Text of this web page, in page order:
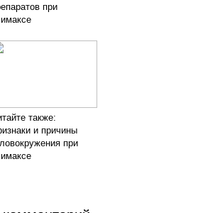
при
также:
и причины
при